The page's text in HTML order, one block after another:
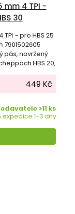
mm 4 TPI -
30
TPI - pro HBS 25
7901502605
pás, navržený
HBS 20,
449 Kč
>11 ks
expedice 1-3 dny